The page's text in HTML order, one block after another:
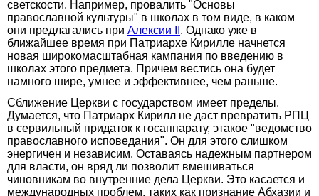
светскости. Например, провалить "Основы
православной культуры" в школах в том виде, в каком
они предлагались при Алексии II . Однако уже в
ближайшее время при Патриархе Кирилле начнется
новая широкомасштабная кампания по введению в
школах этого предмета. Причем вестись она будет
намного шире, умнее и эффективнее, чем раньше.
Сближение Церкви с государством имеет пределы.
Думается, что Патриарх Кирилл не даст превратить РПЦ
в сервильный придаток к госаппарату, этакое "ведомство
православного исповедания". Он для этого слишком
энергичен и независим. Оставаясь надежным партнером
для власти, он вряд ли позволит вмешиваться
чиновникам во внутренние дела Церкви. Это касается и
международных проблем, таких как признание Абхазии и